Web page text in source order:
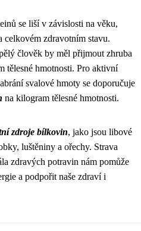
se liší v závislosti na věku,
zdravotním stavu.
člověk by měl přijmout zhruba
tělesné hmotnosti. Pro aktivní
svalové hmoty se doporučuje
na kilogram tělesné hmotnosti.
zdroje bílkovin, jako jsou libové
luštěniny a ořechy. Strava
zdravých potravin nám pomůže
a podpořit naše zdraví i